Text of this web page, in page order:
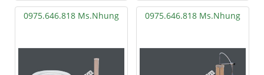
0975.646.818 Ms.Nhung 0975.646.818 Ms.Nhung